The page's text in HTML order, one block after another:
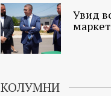
Увид
КОЛУМНИ